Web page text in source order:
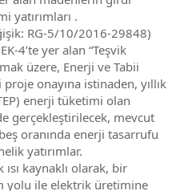
yatırımları .
RG-5/10/2016-29848)
4’te yer alan “Teşvik
üzere, Enerji ve Tabii
proje onayına istinaden, yıllık
enerji tüketimi olan
gerçekleştirilecek, mevcut
oranında enerji tasarrufu
yatırımlar.
kaynaklı olarak, bir
yolu ile elektrik üretimine